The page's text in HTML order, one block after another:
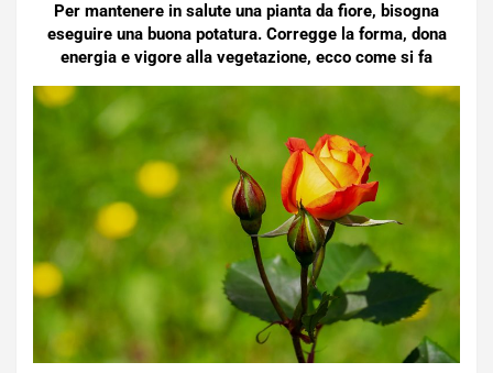
Per mantenere in salute una pianta da fiore, bisogna
eseguire una buona potatura. Corregge la forma, dona
energia e vigore alla vegetazione, ecco come si fa